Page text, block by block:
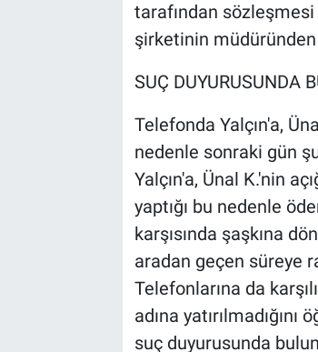
tarafından sözleşmesi
şirketinin müdüründen
SUÇ DUYURUSUNDA
Telefonda Yalçın'a,
nedenle sonraki gün
Yalçın'a, Ünal K.'nin
yaptığı bu nedenle
karşısında şaşkına
aradan geçen süreye
Telefonlarına da
adına
suç duyurusunda